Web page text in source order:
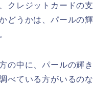
クレジットカードの
どうかは、パールの
の中に、パールの輝
べている方がいるの